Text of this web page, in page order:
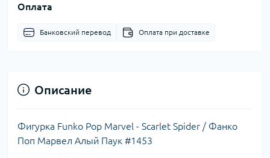
Оплата
Банковский перевод Оплата при доставке
Описание
Фигурка Funko Pop Marvel - Scarlet Spider / Фанко
Поп Марвел Алый Паук #1453